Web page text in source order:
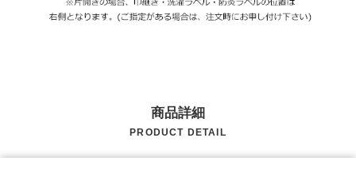
商品詳細
PRODUCT DETAIL